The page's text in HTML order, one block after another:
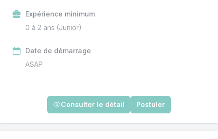
Expérience minimum
0 à 2 ans (Junior)
Date de démarrage
ASAP
Consulter le détail Postuler